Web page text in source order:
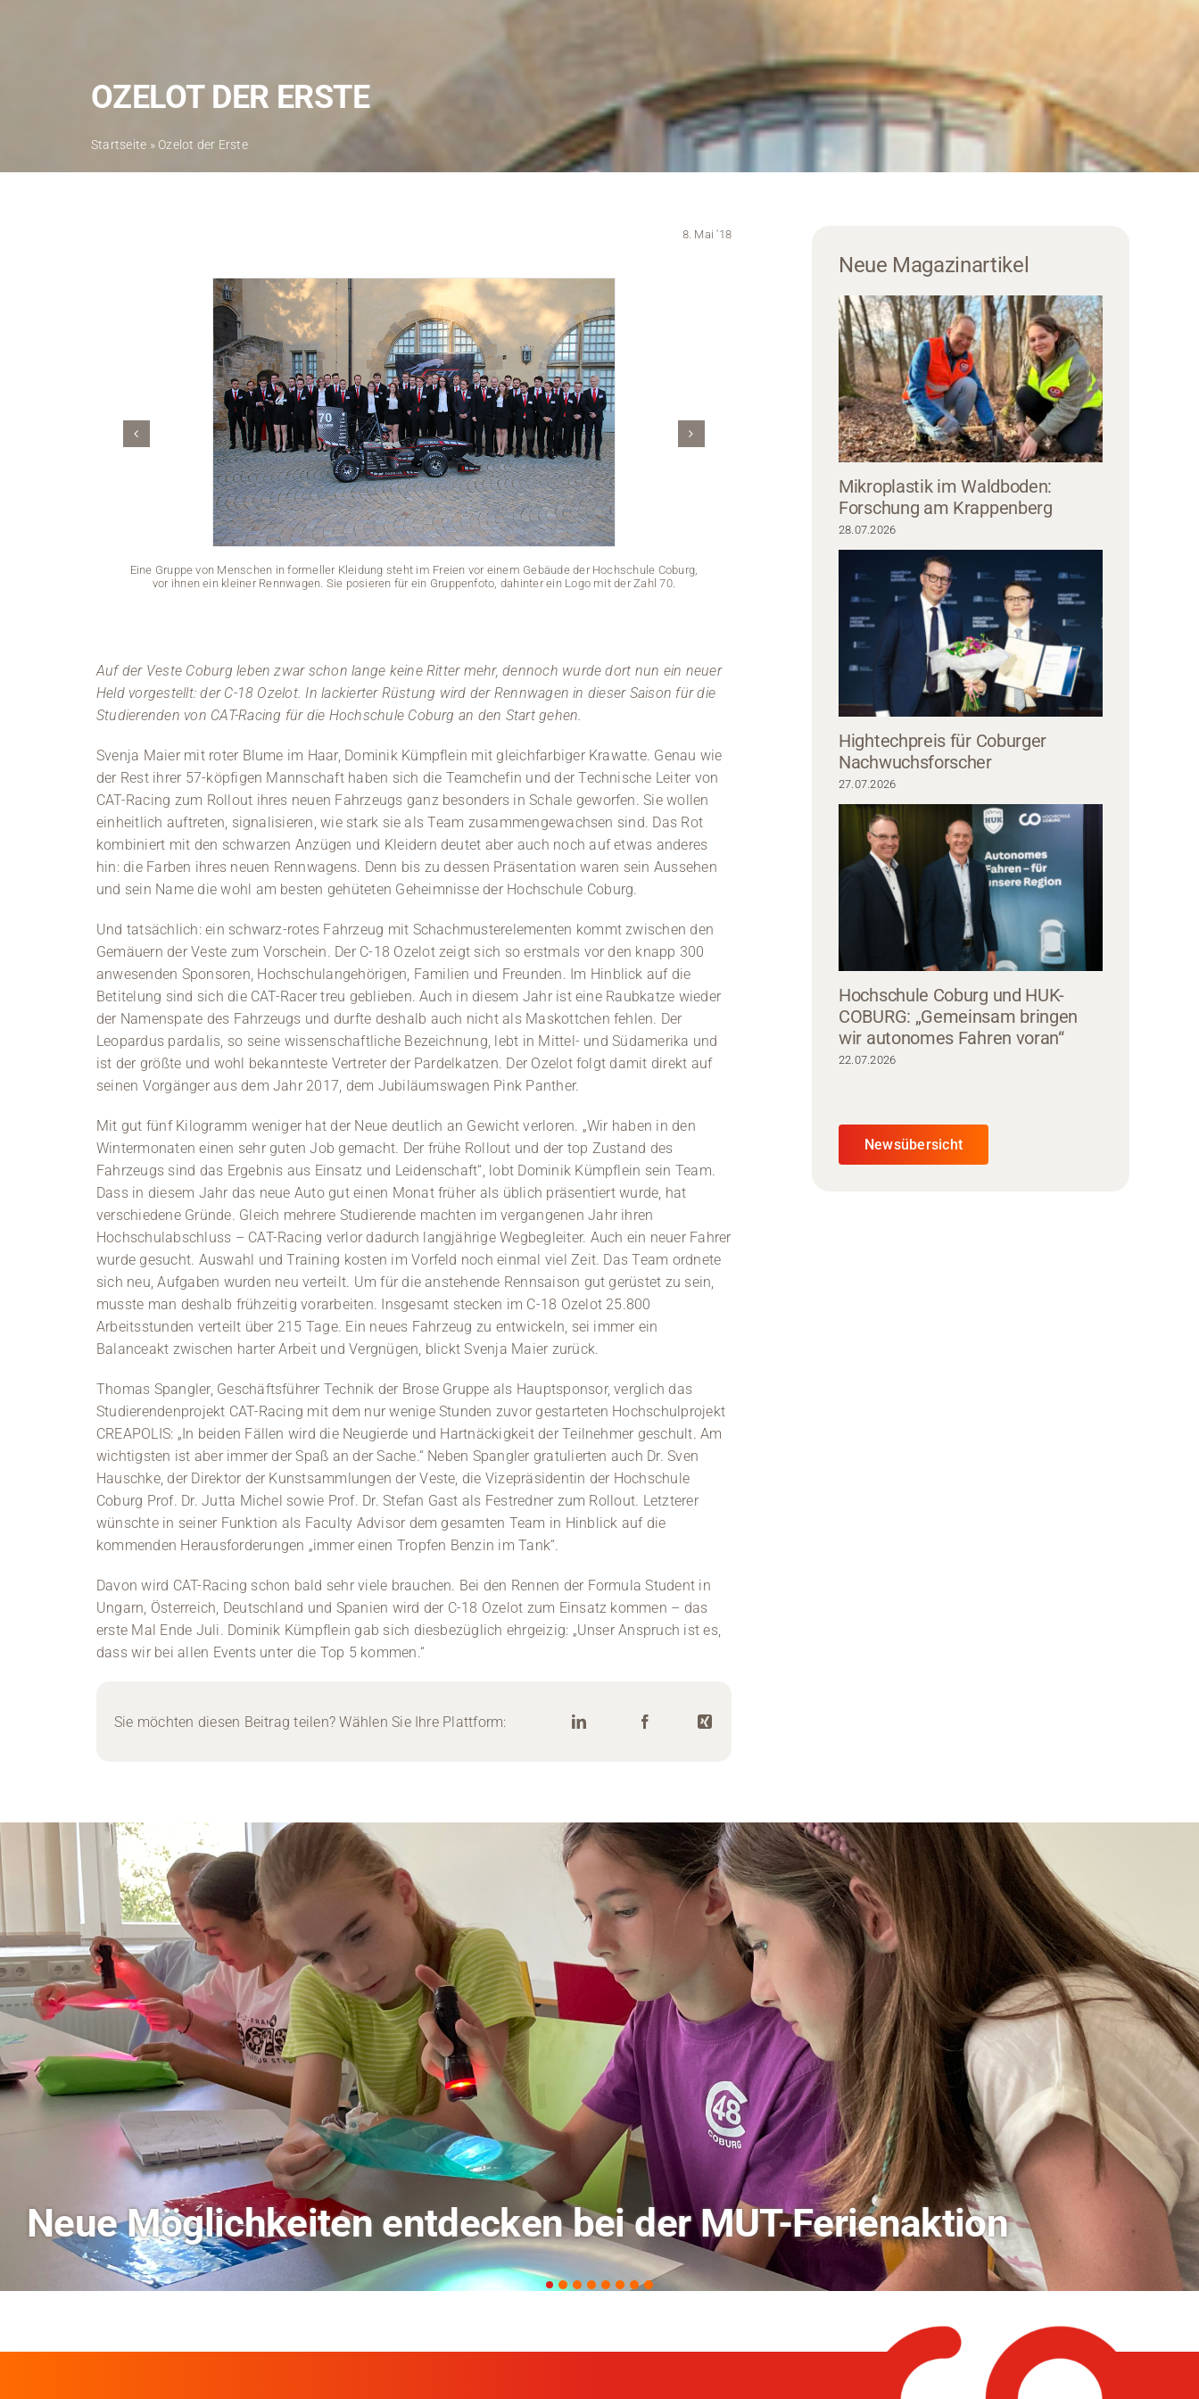
Stellenangebote
News
OZELOT DER ERSTE
Startseite » Ozelot der Erste
8. Mai '18
Eine Gruppe von Menschen in formeller Kleidung steht im Freien vor einem Gebäude der Hochschule Coburg,
vor ihnen ein kleiner Rennwagen. Sie posieren für ein Gruppenfoto, dahinter ein Logo mit der Zahl 70.
Ein Rennwagen mit der Aufschrift "UAS Coburg" steht auf einer Kopfsteinpflasterstraße
Menschengruppe. Auf der Motorhaube sitzt ein Stofftier, während Beobachter, darunter
Hochschule Coburg, Fotos von der Szene machen.
Auf der Veste Coburg leben zwar schon lange keine Ritter mehr, dennoch wurde dort nun ein neuer
Held vorgestellt: der C-18 Ozelot. In lackierter Rüstung wird der Rennwagen in dieser Saison für die
Studierenden von CAT-Racing für die Hochschule Coburg an den Start gehen.
Svenja Maier mit roter Blume im Haar, Dominik Kümpflein mit gleichfarbiger Krawatte. Genau wie
der Rest ihrer 57-köpfigen Mannschaft haben sich die Teamchefin und der Technische Leiter von
CAT-Racing zum Rollout ihres neuen Fahrzeugs ganz besonders in Schale geworfen. Sie wollen
einheitlich auftreten, signalisieren, wie stark sie als Team zusammengewachsen sind. Das Rot
kombiniert mit den schwarzen Anzügen und Kleidern deutet aber auch noch auf etwas anderes
hin: die Farben ihres neuen Rennwagens. Denn bis zu dessen Präsentation waren sein Aussehen
und sein Name die wohl am besten gehüteten Geheimnisse der Hochschule Coburg.
Und tatsächlich: ein schwarz-rotes Fahrzeug mit Schachmusterelementen kommt zwischen den
Gemäuern der Veste zum Vorschein. Der C-18 Ozelot zeigt sich so erstmals vor den knapp 300
anwesenden Sponsoren, Hochschulangehörigen, Familien und Freunden. Im Hinblick auf die
Betitelung sind sich die CAT-Racer treu geblieben. Auch in diesem Jahr ist eine Raubkatze wieder
der Namenspate des Fahrzeugs und durfte deshalb auch nicht als Maskottchen fehlen. Der
Leopardus pardalis, so seine wissenschaftliche Bezeichnung, lebt in Mittel- und Südamerika und
ist der größte und wohl bekannteste Vertreter der Pardelkatzen. Der Ozelot folgt damit direkt auf
seinen Vorgänger aus dem Jahr 2017, dem Jubiläumswagen Pink Panther.
Mit gut fünf Kilogramm weniger hat der Neue deutlich an Gewicht verloren. „Wir haben in den
Wintermonaten einen sehr guten Job gemacht. Der frühe Rollout und der top Zustand des
Fahrzeugs sind das Ergebnis aus Einsatz und Leidenschaft“, lobt Dominik Kümpflein sein Team.
Dass in diesem Jahr das neue Auto gut einen Monat früher als üblich präsentiert wurde, hat
verschiedene Gründe. Gleich mehrere Studierende machten im vergangenen Jahr ihren
Hochschulabschluss – CAT-Racing verlor dadurch langjährige Wegbegleiter. Auch ein neuer Fahrer
wurde gesucht. Auswahl und Training kosten im Vorfeld noch einmal viel Zeit. Das Team ordnete
sich neu, Aufgaben wurden neu verteilt. Um für die anstehende Rennsaison gut gerüstet zu sein,
musste man deshalb frühzeitig vorarbeiten. Insgesamt stecken im C-18 Ozelot 25.800
Arbeitsstunden verteilt über 215 Tage. Ein neues Fahrzeug zu entwickeln, sei immer ein
Balanceakt zwischen harter Arbeit und Vergnügen, blickt Svenja Maier zurück.
Thomas Spangler, Geschäftsführer Technik der Brose Gruppe als Hauptsponsor, verglich das
Studierendenprojekt CAT-Racing mit dem nur wenige Stunden zuvor gestarteten Hochschulprojekt
CREAPOLIS: „In beiden Fällen wird die Neugierde und Hartnäckigkeit der Teilnehmer geschult. Am
wichtigsten ist aber immer der Spaß an der Sache.“ Neben Spangler gratulierten auch Dr. Sven
Hauschke, der Direktor der Kunstsammlungen der Veste, die Vizepräsidentin der Hochschule
Coburg Prof. Dr. Jutta Michel sowie Prof. Dr. Stefan Gast als Festredner zum Rollout. Letzterer
wünschte in seiner Funktion als Faculty Advisor dem gesamten Team in Hinblick auf die
kommenden Herausforderungen „immer einen Tropfen Benzin im Tank“.
Davon wird CAT-Racing schon bald sehr viele brauchen. Bei den Rennen der Formula Student in
Ungarn, Österreich, Deutschland und Spanien wird der C-18 Ozelot zum Einsatz kommen – das
erste Mal Ende Juli. Dominik Kümpflein gab sich diesbezüglich ehrgeizig: „Unser Anspruch ist es,
dass wir bei allen Events unter die Top 5 kommen.“
Sie möchten diesen Beitrag teilen? Wählen Sie Ihre Plattform:
Neue Magazinartikel
Mikroplastik im Waldboden:
Forschung am Krappenberg
28.07.2026
Hightechpreis für Coburger
Nachwuchsforscher
27.07.2026
Hochschule Coburg und HUK-
COBURG: „Gemeinsam bringen
wir autonomes Fahren voran“
22.07.2026
Newsübersicht
TVO berichtet über Forschung zu KI in der Landwirtschaft